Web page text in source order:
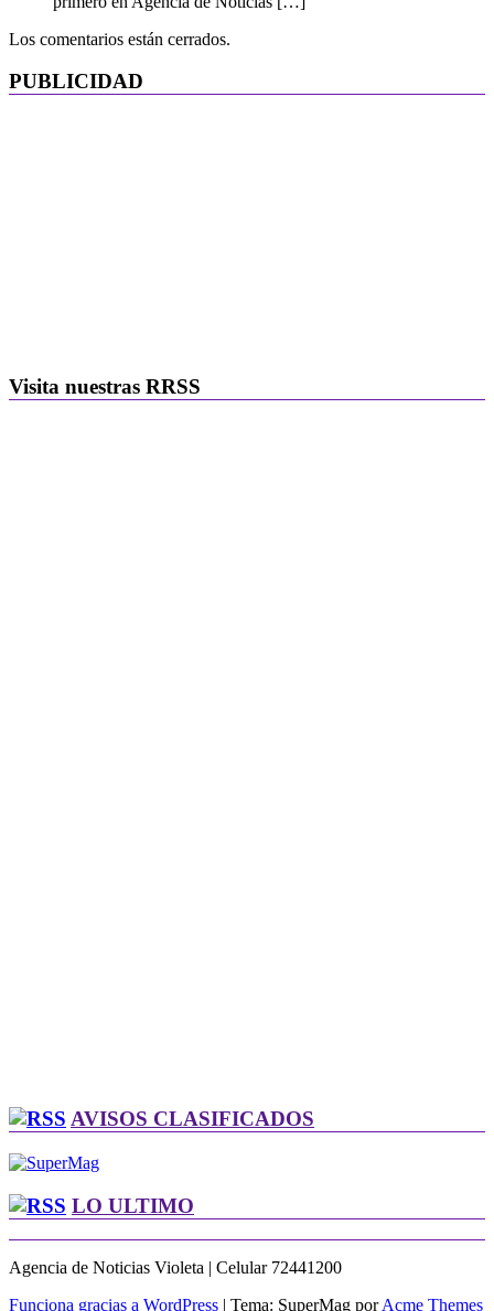
Los comentarios están cerrados.
PUBLICIDAD
Visita nuestras RRSS
AVISOS CLASIFICADOS
LO ULTIMO
Agencia de Noticias Violeta | Celular 72441200
Funciona gracias a WordPress | Tema: SuperMag porAcme Themes